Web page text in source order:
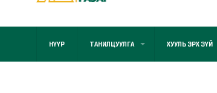
НҮҮР ТАНИЛЦУУЛГА ХУУЛЬ ЭРХ ЗҮЙ